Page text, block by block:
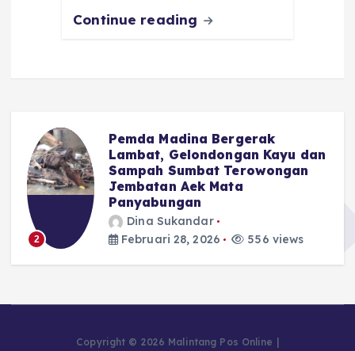
Continue reading
2
Pemda Madina Bergerak
Lambat, Gelondongan Kayu dan
Sampah Sumbat Terowongan
Jembatan Aek Mata
Panyabungan
Dina Sukandar
Februari 28, 2026
556 views
Copyright © 2026 Malintang Pos Online |